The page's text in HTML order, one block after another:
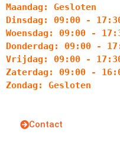
Maandag: Gesloten
Dinsdag: 09:00 -
Woensdag: 09:00 -
Donderdag: 09:00 -
Vrijdag: 09:00 -
Zaterdag: 09:00 -
Zondag: Gesloten
Contact